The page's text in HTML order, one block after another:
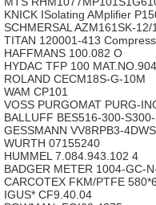
KNICK ISolating AMplifier
SCHMERSAL AZM161SK-
TITAN 120001-413
HAFFMANS 100.082 O
HYDAC TFP 100
ROLAND CECM18S-G-10M
WAM CP101
VOSS PURGOMAT PURG-
BALLUFF BES516-300-
GESSMANN VV8RPB3-
WURTH 07155240
HUMMEL 7.084.943.102 4
BADGER METER 1004-GC-
CARCOTEX FKM/PTFE
IGUS* CF9.40.04